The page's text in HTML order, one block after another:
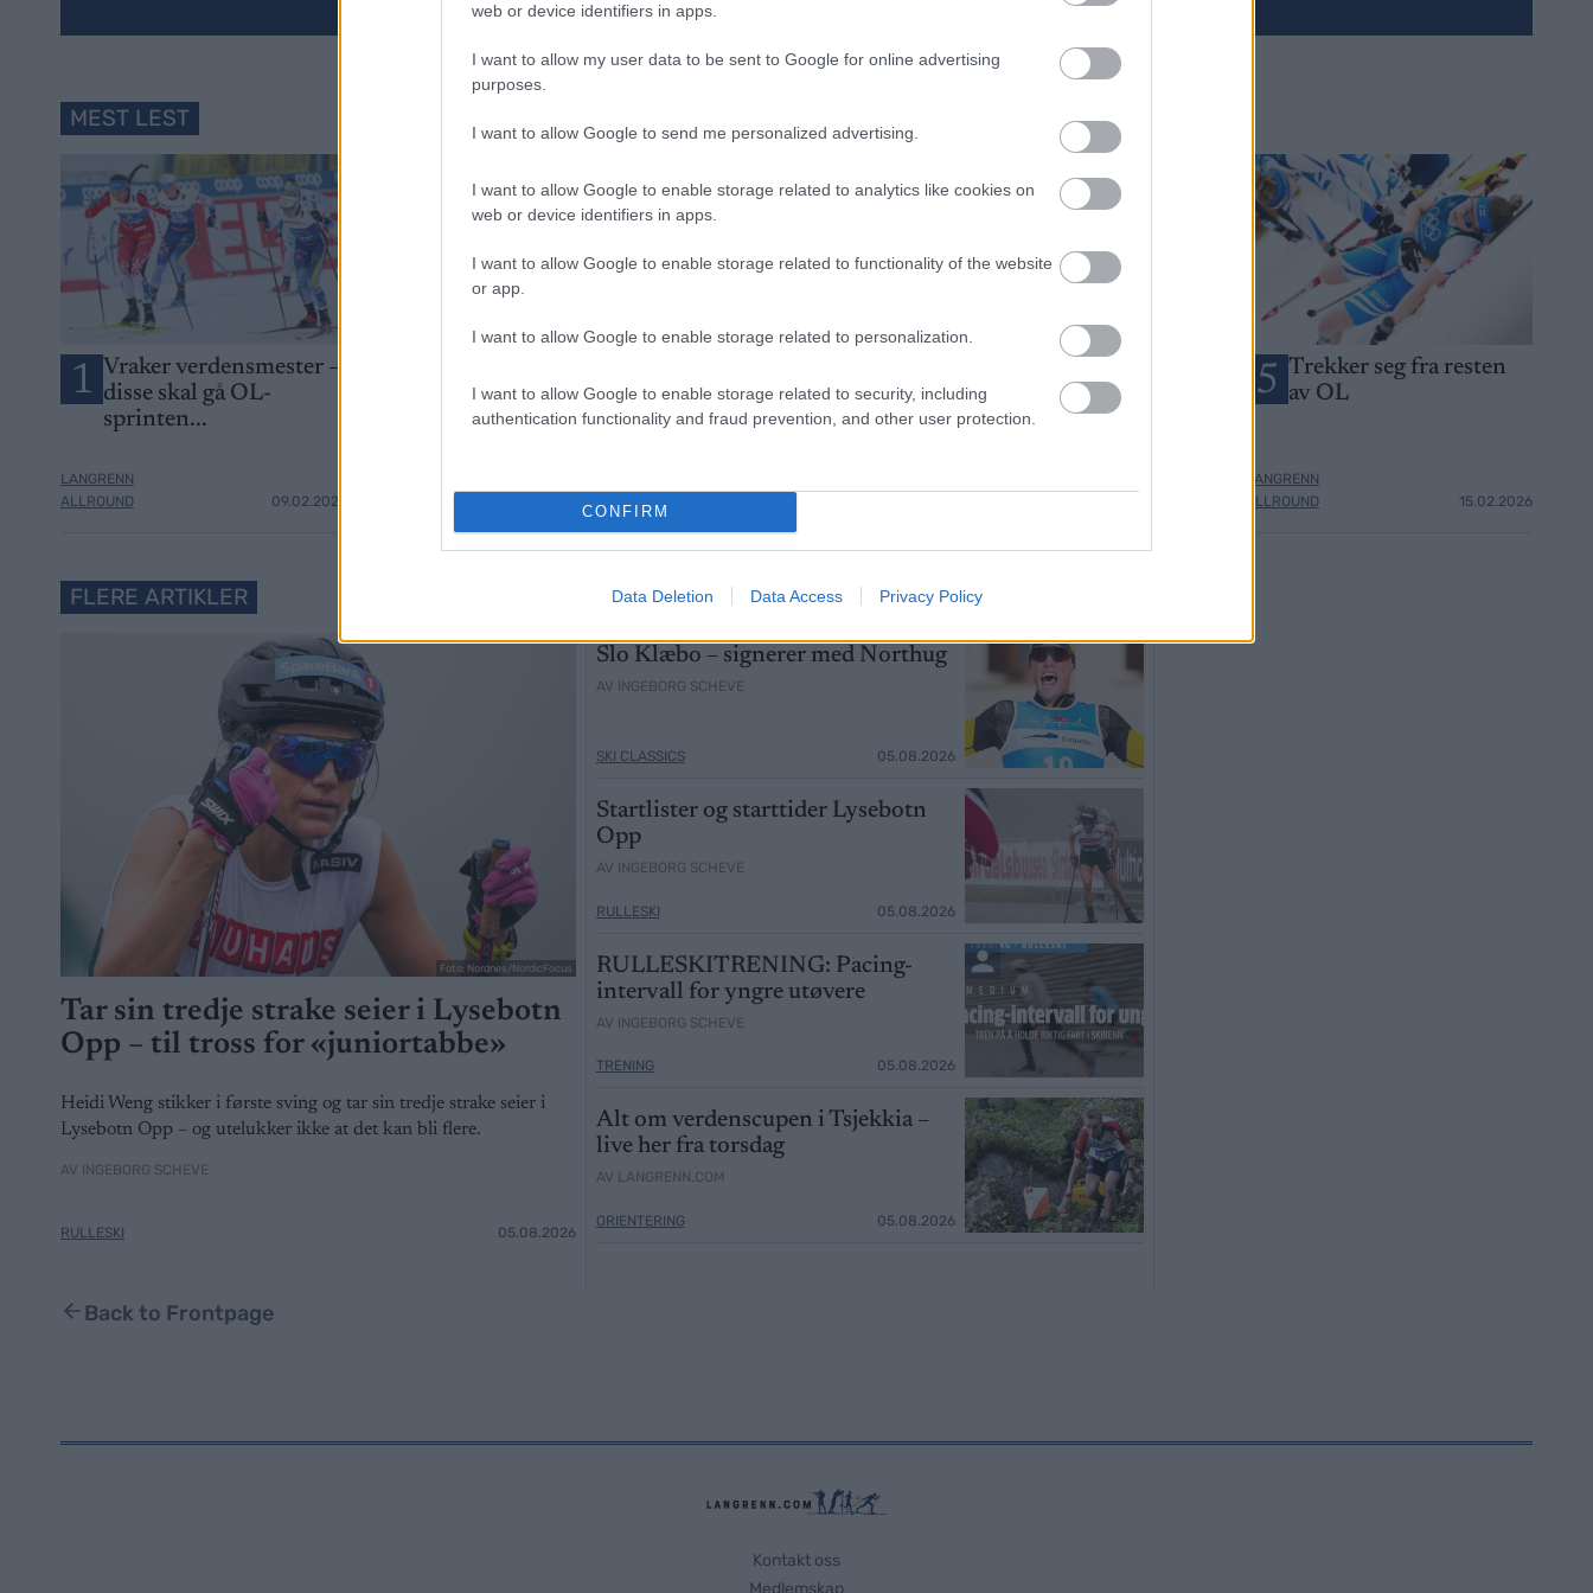
web or device identifiers in apps.
I want to allow my user data to be sent to Google for online advertising
purposes.
I want to allow Google to send me personalized advertising.
I want to allow Google to enable storage related to analytics like cookies on
web or device identifiers in apps.
I want to allow Google to enable storage related to functionality of the website
or app.
I want to allow Google to enable storage related to personalization.
I want to allow Google to enable storage related to security, including
authentication functionality and fraud prevention, and other user protection.
CONFIRM
Data Deletion Data Access Privacy Policy
MEST LEST
1 Vraker verdensmester –
disse skal gå OL-
sprinten...
LANGRENN
ALLROUND
09.02.2026
OL-gull – disse går OL-
femmila for Norge
19.02.2026
3 for Norge
ALLROUND
4
armene hans –
bekrefter: De er
5 Trekker seg fra resten
av OL
LANGRENN
ALLROUND
15.02.2026
FLERE ARTIKLER
Foto: Nordnes/NordicFocus
Tar sin tredje strake seier i Lysebotn
Opp – til tross for «juniortabbe»
Heidi Weng stikker i første sving og tar sin tredje strake seier i
Lysebotn Opp – og utelukker ikke at det kan bli flere.
AV INGEBORG SCHEVE
RULLESKI 05.08.2026
Slo Klæbo – signerer med Northug
AV INGEBORG SCHEVE
SKI CLASSICS 05.08.2026
Startlister og starttider Lysebotn
Opp
AV INGEBORG SCHEVE
RULLESKI 05.08.2026
RULLESKITRENING: Pacing-
intervall for yngre utøvere
AV INGEBORG SCHEVE
TRENING 05.08.2026
Alt om verdenscupen i Tsjekkia –
live her fra torsdag
AV LANGRENN.COM
ORIENTERING 05.08.2026
Back to Frontpage
Kontakt oss
Medlemskap